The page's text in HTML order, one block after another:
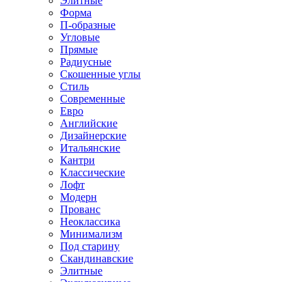
Форма
П-образные
Угловые
Прямые
Радиусные
Скошенные углы
Стиль
Современные
Евро
Английские
Дизайнерские
Итальянские
Кантри
Классические
Лофт
Модерн
Прованс
Неоклассика
Минимализм
Под старину
Скандинавские
Элитные